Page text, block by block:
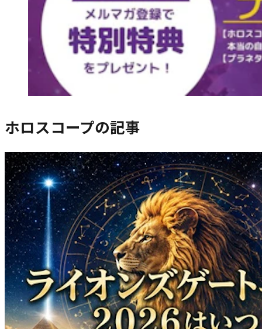
ホロスコープの記事